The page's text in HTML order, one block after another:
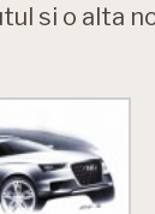
si o alta